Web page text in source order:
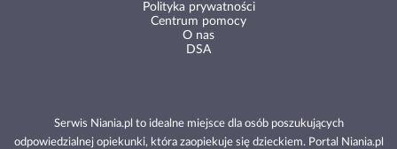
Polityka prywatności
Centrum pomocy
O nas
DSA
Serwis Niania.pl to idealne miejsce dla osób poszukujących
odpowiedzialnej opiekunki, która zaopiekuje się dzieckiem. Portal Niania.pl